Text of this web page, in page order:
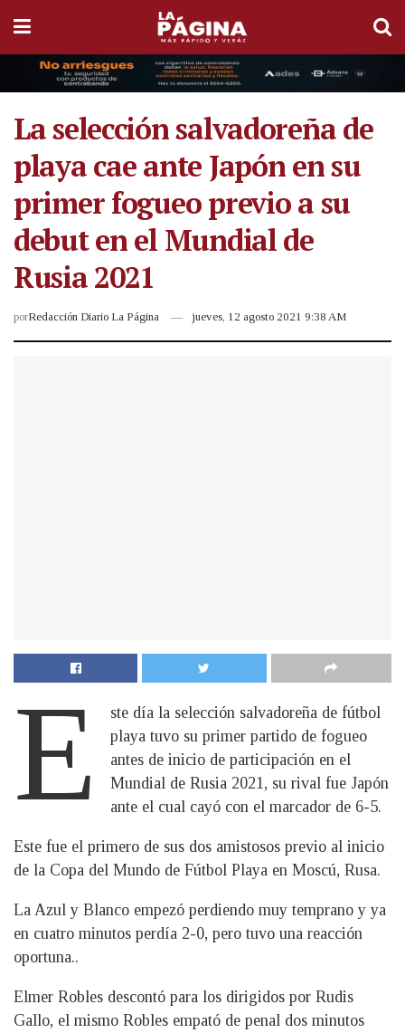
La selección salvadoreña de
playa cae ante Japón en su
primer fogueo previo a su
debut en el Mundial de
Rusia 2021
porRedacción Diario La Página jueves, 12 agosto 2021 9:38 AM
E
ste día la selección salvadoreña de fútbol
playa tuvo su primer partido de fogueo
antes de inicio de participación en el
Mundial de Rusia 2021, su rival fue Japón
ante el cual cayó con el marcador de 6-5.
Este fue el primero de sus dos amistosos previo al inicio
de la Copa del Mundo de Fútbol Playa en Moscú, Rusa.
La Azul y Blanco empezó perdiendo muy temprano y ya
en cuatro minutos perdía 2-0, pero tuvo una reacción
oportuna..
Elmer Robles descontó para los dirigidos por Rudis
Gallo, el mismo Robles empató de penal dos minutos